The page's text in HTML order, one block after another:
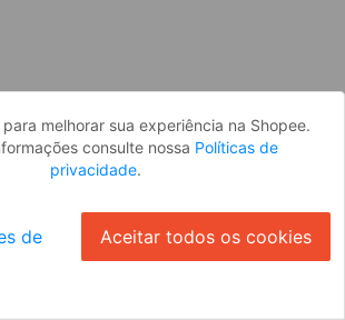
melhorar sua experiência na Shopee.
consulte nossa Políticas de
privacidade.
de
Aceitar todos os cookies